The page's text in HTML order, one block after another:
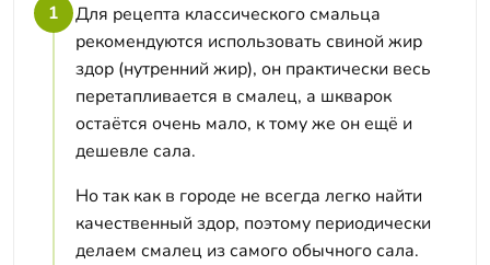
1
Для рецепта классического смальца
рекомендуются использовать свиной жир
здор (нутренний жир), он практически весь
перетапливается в смалец, а шкварок
остаётся очень мало, к тому же он ещё и
дешевле сала.
Но так как в городе не всегда легко найти
качественный здор, поэтому периодически
делаем смалец из самого обычного сала.